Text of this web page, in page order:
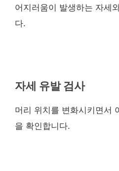
어지러움이 발생하는 자세
다.
자세 유발 검사
머리 위치를 변화시키면서
을 확인합니다.